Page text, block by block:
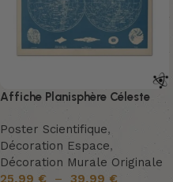
Affiche Planisphère Céleste
Poster Scientifique,
Décoration Espace,
Décoration Murale Originale
25,99 € – 39,99 €